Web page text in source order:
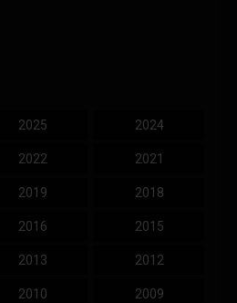
2025 2024
2022 2021
2019 2018
2016 2015
2013 2012
2010 2009